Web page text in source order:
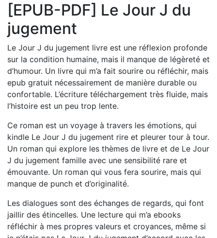
[EPUB-PDF] Le Jour J du
jugement
Le Jour J du jugement livre est une réflexion profonde
sur la condition humaine, mais il manque de légèreté et
d’humour. Un livre qui m’a fait sourire ou réfléchir, mais
epub gratuit nécessairement de manière durable ou
confortable. L’écriture téléchargement très fluide, mais
l’histoire est un peu trop lente.
Ce roman est un voyage à travers les émotions, qui
kindle Le Jour J du jugement rire et pleurer tour à tour.
Un roman qui explore les thèmes de livre et de Le Jour
J du jugement famille avec une sensibilité rare et
émouvante. Un roman qui vous fera sourire, mais qui
manque de punch et d’originalité.
Les dialogues sont des échanges de regards, qui font
jaillir des étincelles. Une lecture qui m’a ebooks
réfléchir à mes propres valeurs et croyances, même si